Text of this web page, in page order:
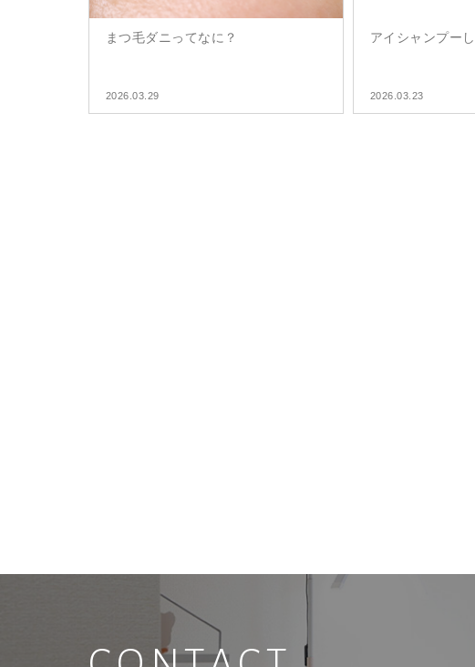
まつ毛ダニってなに？
2026.03.29
アイシャンプー
2026.03.23